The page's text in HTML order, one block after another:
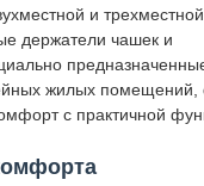
и
держатели чашек и
жилых помещений,
с практичной